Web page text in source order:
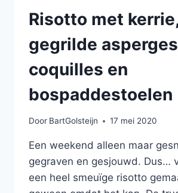
Risotto met
gegrilde
coquilles en
bospaddestoelen
Door BartGolsteijn 17 mei 2020
Een weekend alleen maar
gegraven en gesjouwd. Dus…
een heel smeuïge risotto